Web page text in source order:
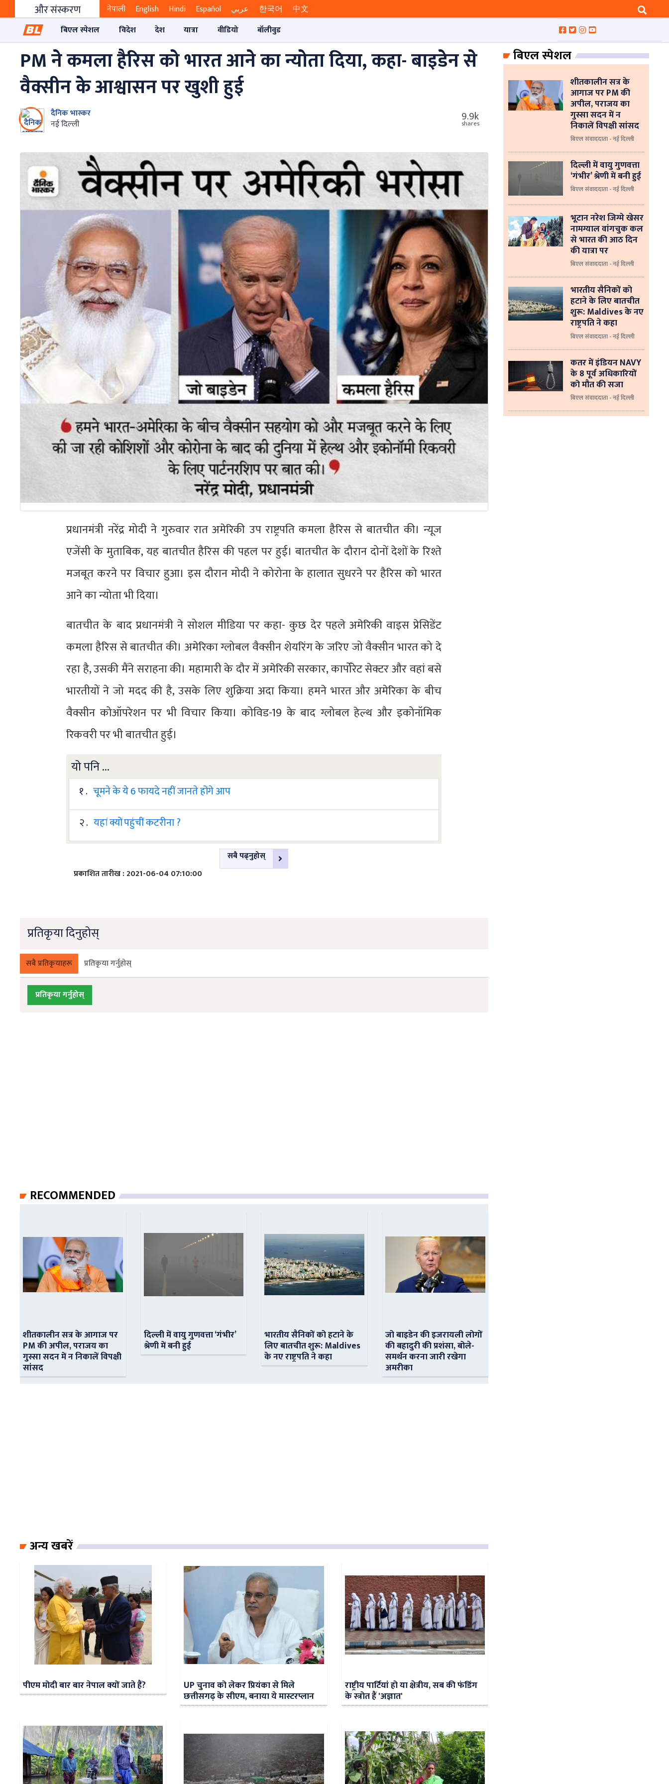
और संस्करण नेपाली English Hindi Español عربي 한국어
中文
बिएल स्पेशल
विदेश देश यात्रा वीडियो बॉलीवुड
PM ने कमला हैरिस को भारत आने का न्योता दिया, कहा- बाइडेन से
वैक्सीन के आश्वासन पर खुशी हुई
दैनिक भास्कर
नई दिल्‍ली
9.9k
shares
प्रधानमंत्री नरेंद्र मोदी ने गुरुवार रात अमेरिकी उप राष्ट्रपति कमला हैरिस से बातचीत की। न्यूज
एजेंसी के मुताबिक, यह बातचीत हैरिस की पहल पर हुई। बातचीत के दौरान दोनों देशों के रिश्ते
मजबूत करने पर विचार हुआ। इस दौरान मोदी ने कोरोना के हालात सुधरने पर हैरिस को भारत
आने का न्योता भी दिया।
बातचीत के बाद प्रधानमंत्री ने सोशल मीडिया पर कहा- कुछ देर पहले अमेरिकी वाइस प्रेसिडेंट
कमला हैरिस से बातचीत की। अमेरिका ग्लोबल वैक्सीन शेयरिंग के जरिए जो वैक्सीन भारत को दे
रहा है, उसकी मैंने सराहना की। महामारी के दौर में अमेरिकी सरकार, कार्पोरेट सेक्टर और वहां बसे
भारतीयों ने जो मदद की है, उसके लिए शुक्रिया अदा किया। हमने भारत और अमेरिका के बीच
वैक्सीन कोऑपरेशन पर भी विचार किया। कोविड-19 के बाद ग्लोबल हेल्थ और इकोनॉमिक
रिकवरी पर भी बातचीत हुई।
यो पनि ...
१ . चूमने के ये 6 फायदे नहीं जानते होंगे आप
२ . यहां क्यों पहुंचीं कटरीना ?
सबै पढ्नुहोस्
प्रकाशित तारीख : 2021-06-04 07:10:00
प्रतिकृया दिनुहोस्
सबै प्रतिकृयाहरू प्रतिकृया गर्नुहोस्
प्रतिकृया गर्नुहोस्
RECOMMENDED
शीतकालीन सत्र के आगाज पर
PM की अपील, पराजय का
गुस्सा सदन में न निकालें विपक्षी
सांसद
दिल्ली में वायु गुणवत्ता ‘गंभीर’
श्रेणी में बनी हुई
भारतीय सैनिकों को हटाने के
लिए बातचीत शुरू: Maldives
के नए राष्ट्रपति ने कहा
जो बाइडेन की इजरायली लोगों
की बहादुरी की प्रशंसा, बोले-
समर्थन करना जारी रखेगा
अमरीका
अन्य खबरें
पीएम मोदी बार बार नेपाल क्यों जाते हैं? UP चुनाव को लेकर प्रियंका से मिले
छत्तीसगढ़ के सीएम, बनाया ये मास्टरप्लान
राष्ट्रीय पार्टियां हो या क्षेत्रीय, सब की फंडिंग
के स्त्रोत हैं 'अज्ञात'
बिएल स्पेशल
शीतकालीन सत्र के
आगाज पर PM की
अपील, पराजय का
गुस्सा सदन में न
निकालें विपक्षी सांसद
बिएल संवाददाता - नई दिल्ली
दिल्ली में वायु गुणवत्ता
‘गंभीर’ श्रेणी में बनी हुई
बिएल संवाददाता - नई दिल्ली
भूटान नरेश जिग्मे खेसर
नामग्याल वांगचुक कल
से भारत की आठ दिन
की यात्रा पर
बिएल संवाददाता - नई दिल्ली
भारतीय सैनिकों को
हटाने के लिए बातचीत
शुरू: Maldives के नए
राष्ट्रपति ने कहा
बिएल संवाददाता - नई दिल्‍ली
कतर में इंडियन NAVY
के 8 पूर्व अधिकारियों
को मौत की सजा
बिएल संवाददाता - नई दिल्ली